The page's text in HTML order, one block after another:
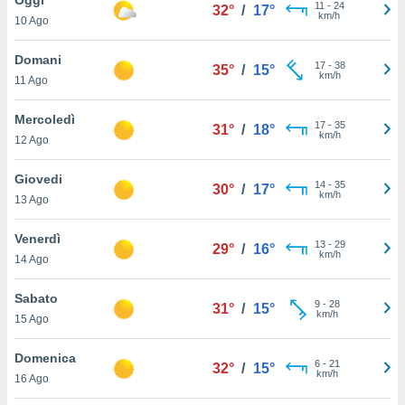
è
al sito
di
ci
di
il
un
la
nella
10 Ago
32° / 17° 11 - 24
km/h
Domani
11 Ago
35° / 15° 17- 38
km/h
Mercoledì
12 Ago
31° / 18° 17- 35
km/h
Giovedi
13 Ago
30° / 17° 14- 35
km/h
Venerdì
14 Ago
29° / 16° 13- 29
km/h
Sabato
15 Ago
31° / 15° 9- 28
km/h
Domenica
16 Ago
32° / 15° 6- 21
km/h